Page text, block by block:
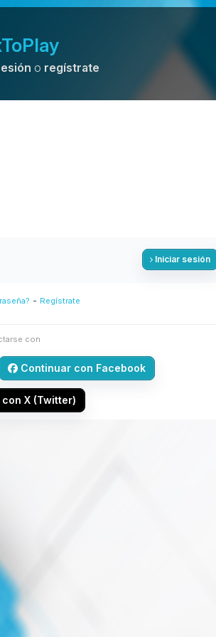
o regístrate
Iniciar sesión
- Regístrate
con
Continuar con Facebook
X (Twitter)